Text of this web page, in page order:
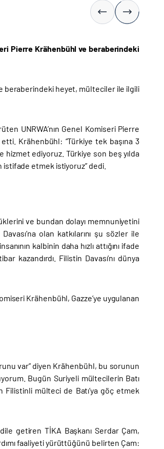
Pierre Krähenbühl​ve beraberindeki
beraberindeki heyet, mülteciler ile ilgili
UNRWA’nın Genel Komiseri Pierre
Krähenbühl: “Türkiye tek başına 3
hizmet ediyoruz. Türkiye son beş yılda
etmek istiyoruz” dedi.
ve bundan dolayı memnuniyetini
olan katkılarını şu sözler ile
kalbinin daha hızlı attığını ifade
kazandırdı. Filistin Davası’nı dünya
Krähenbühl, Gazze’ye uygulanan
var” diyen Krähenbühl, bu sorunun
Bugün Suriyeli mültecilerin Batı
mülteci de Batı’ya göç etmek
getiren TİKA Başkanı Serdar Çam,
faaliyeti yürüttüğünü belirten Çam: